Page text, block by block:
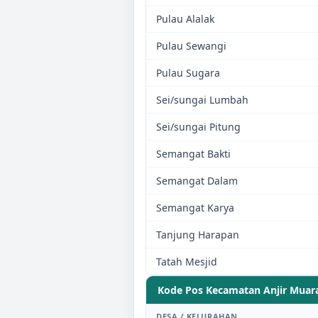
Pulau Alalak
Pulau Sewangi
Pulau Sugara
Sei/sungai Lumbah
Sei/sungai Pitung
Semangat Bakti
Semangat Dalam
Semangat Karya
Tanjung Harapan
Tatah Mesjid
Kode Pos Kecamatan Anjir